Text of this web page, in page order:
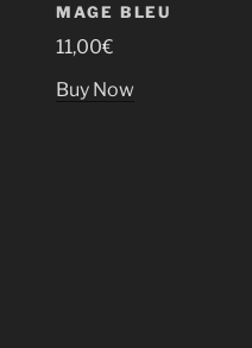
MAGE BLEU
11,00€
Buy Now